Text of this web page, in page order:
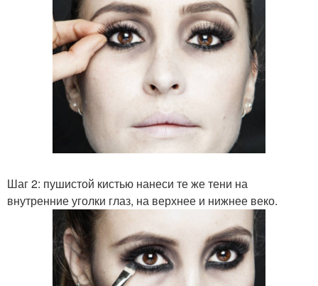
Шаг 2: пушистой кистью нанеси те же тени на
внутренние уголки глаз, на верхнее и нижнее веко.